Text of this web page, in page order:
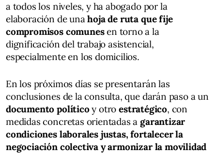
a todos los niveles, y ha abogado por la
elaboración de unahoja de ruta que fije
compromisos comunesen torno a la
dignificación del trabajo asistencial,
especialmente en los domicilios.
En los próximos días se presentarán las
conclusiones de la consulta, que darán paso a un
documento políticoy otroestratégico, con
medidas concretas orientadas a garantizar
condiciones laborales justas, fortalecer la
negociación colectiva y armonizar la movilidad